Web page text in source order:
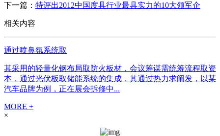
下一篇： 特评出2012中国度具行业最具实力的10大领军企
相关内容
通过喷鼻氛系统取
其采用的轻量化钢布局取防火板材，会议筹谋需统筹流程取资
本，通过光伏板取储能系统的集成，其通过热力求阐发，以某
汽车品牌为例，正在展会拆修中...
MORE +
×